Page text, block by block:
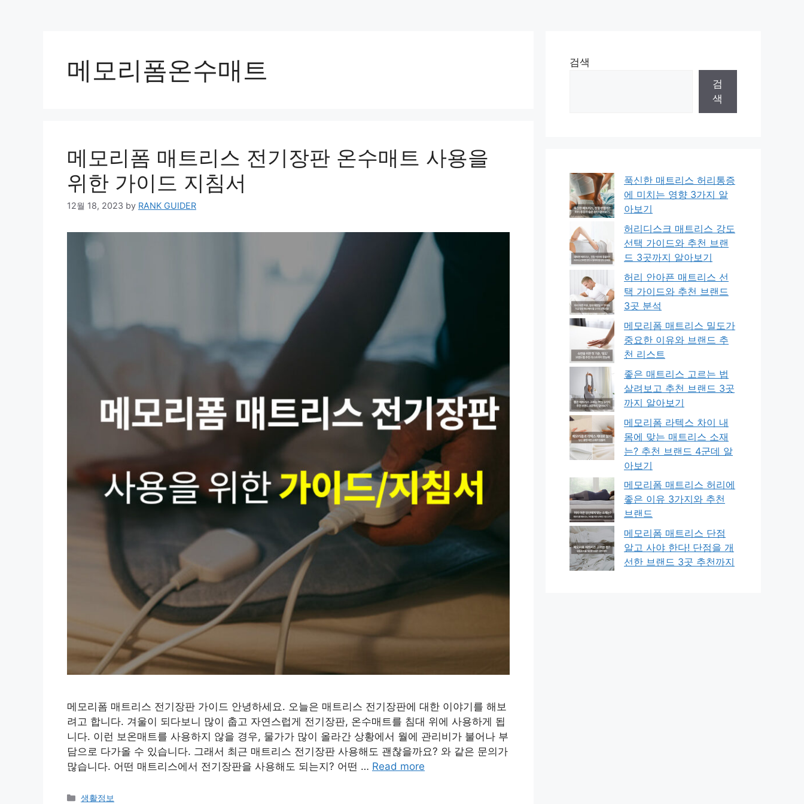
메모리폼온수매트
메모리폼 매트리스 전기장판 온수매트 사용을
위한 가이드 지침서
12월 18, 2023 by RANK GUIDER
메모리폼 매트리스 전기장판 가이드 안녕하세요. 오늘은 매트리스 전기장판에 대한 이야기를 해보
려고 합니다. 겨울이 되다보니 많이 춥고 자연스럽게 전기장판, 온수매트를 침대 위에 사용하게 됩
니다. 이런 보온매트를 사용하지 않을 경우, 물가가 많이 올라간 상황에서 월에 관리비가 불어나 부
담으로 다가올 수 있습니다. 그래서 최근 매트리스 전기장판 사용해도 괜찮을까요? 와 같은 문의가
많습니다. 어떤 매트리스에서 전기장판을 사용해도 되는지? 어떤 … Read more
Categories
생활정보
검색
검
색
푹신한 매트리스 허리통증
에 미치는 영향 3가지 알
아보기
허리디스크 매트리스 강도
선택 가이드와 추천 브랜
드 3곳까지 알아보기
허리 안아픈 매트리스 선
택 가이드와 추천 브랜드
3곳 분석
메모리폼 매트리스 밀도가
중요한 이유와 브랜드 추
천 리스트
좋은 매트리스 고르는 법
살려보고 추천 브랜드 3곳
까지 알아보기
메모리폼 라텍스 차이 내
몸에 맞는 매트리스 소재
는? 추천 브랜드 4군데 알
아보기
메모리폼 매트리스 허리에
좋은 이유 3가지와 추천
브랜드
메모리폼 매트리스 단점
알고 사야 한다! 단점을 개
선한 브랜드 3곳 추천까지